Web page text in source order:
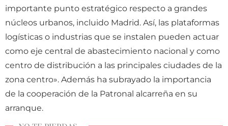
importante punto estratégico respecto a grandes
núcleos urbanos, incluido Madrid. Así, las plataformas
logísticas o industrias que se instalen pueden actuar
como eje central de abastecimiento nacional y como
centro de distribución a las principales ciudades de la
zona centro». Además ha subrayado la importancia
de la cooperación de la Patronal alcarreña en su
arranque.